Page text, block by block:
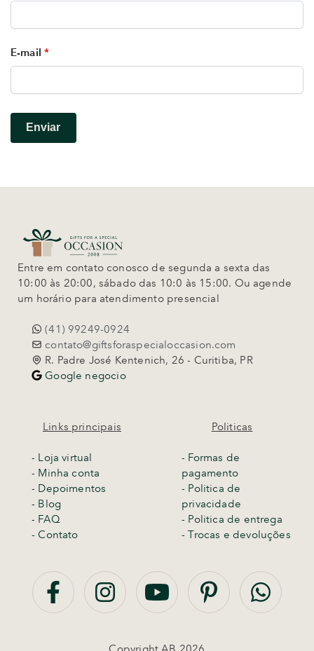
E-mail *
Entre em contato conosco de segunda a sexta das
10:00 às 20:00, sábado das 10:0 às 15:00. Ou agende
um horário para atendimento presencial
(41) 99249-0924
contato@giftsforaspecialoccasion.com
R. Padre José Kentenich, 26 - Curitiba, PR
Google negocio
Links principais
- Loja virtual
- Minha conta
- Depoimentos
- Blog
- FAQ
- Contato
Politicas
- Formas de
pagamento
- Politica de
privacidade
- Politica de entrega
-Trocas e devoluções